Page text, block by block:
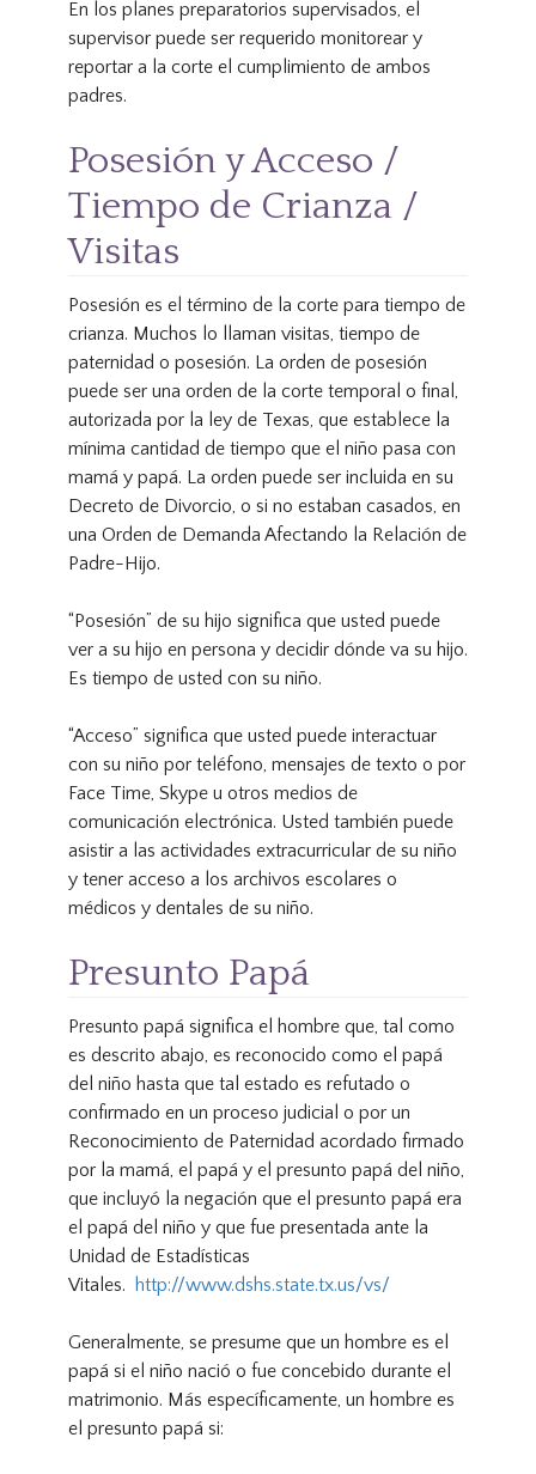
En los planes preparatorios supervisados, el
supervisor puede ser requerido monitorear y
reportar a la corte el cumplimiento de ambos
padres.
Posesión y Acceso /
Tiempo de Crianza /
Visitas
Posesión es el término de la corte para tiempo de
crianza. Muchos lo llaman visitas, tiempo de
paternidad o posesión. La orden de posesión
puede ser una orden de la corte temporal o final,
autorizada por la ley de Texas, que establece la
mínima cantidad de tiempo que el niño pasa con
mamá y papá. La orden puede ser incluida en su
Decreto de Divorcio, o si no estaban casados, en
una Orden de Demanda Afectando la Relación de
Padre-Hijo.
“Posesión” de su hijo significa que usted puede
ver a su hijo en persona y decidir dónde va su hijo.
Es tiempo de usted con su niño.
“Acceso” significa que usted puede interactuar
con su niño por teléfono, mensajes de texto o por
Face Time, Skype u otros medios de
comunicación electrónica. Usted también puede
asistir a las actividades extracurricular de su niño
y tener acceso a los archivos escolares o
médicos y dentales de su niño.
Presunto Papá
Presunto papá significa el hombre que, tal como
es descrito abajo, es reconocido como el papá
del niño hasta que tal estado es refutado o
confirmado en un proceso judicial o por un
Reconocimiento de Paternidad acordado firmado
por la mamá, el papá y el presunto papá del niño,
que incluyó la negación que el presunto papá era
el papá del niño y que fue presentada ante la
Unidad de Estadísticas
Vitales.
http://www.dshs.state.tx.us/vs/
Generalmente, se presume que un hombre es el
papá si el niño nació o fue concebido durante el
matrimonio. Más específicamente, un hombre es
el presunto papá si: